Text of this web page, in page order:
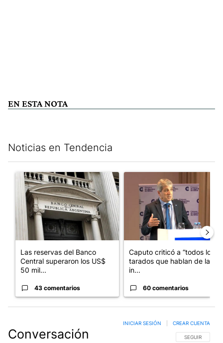
EN ESTA NOTA
Noticias en Tendencia
Un artículo de tendencia con el título "Las reservas del Banco
Las reservas del Banco
Central superaron los US$
50 mil...
43 comentarios
Caputo criticó a “todos los
tarados que hablan de la
in...
60 comentarios
Conversación SIGA ESTA
SEGUIR
INICIAR SESIÓN CREAR CUENTA